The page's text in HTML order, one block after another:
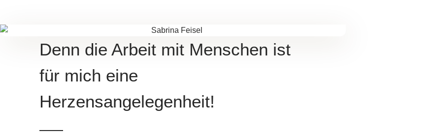
Denn die Arbeit mit Menschen ist
für mich eine
Herzensangelegenheit!